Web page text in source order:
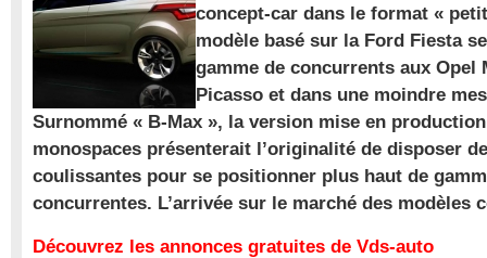
concept-car dans le format «
modèle basé sur la Ford Fiesta
gamme de concurrents aux Opel
Picasso et dans une moindre
Surnommé « B-Max », la version mise en
monospaces présenterait l’originalité de disposer
coulissantes pour se positionner plus haut de
concurrentes. L’arrivée sur le marché des modèles
Découvrez les annonces gratuites de Vds-auto